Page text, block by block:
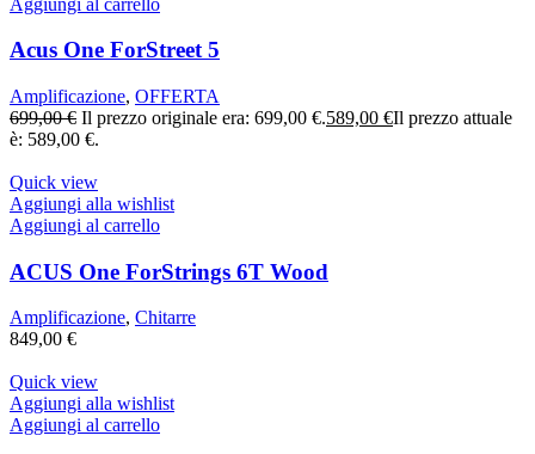
Acus One ForStreet 5
Amplificazione, OFFERTA
699,00€ Il prezzo originale era: 699,00 €.589,00 €Il prezzo attuale
è: 589,00 €.
Quick view
Aggiungi alla wishlist
Aggiungi al carrello
ACUS One ForStrings 6T Wood
Amplificazione, Chitarre
849,00 €
Quick view
Aggiungi alla wishlist
Aggiungi al carrello